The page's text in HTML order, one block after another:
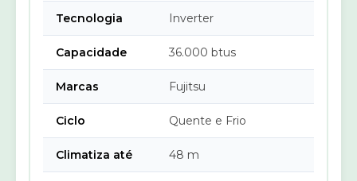
Tecnologia Inverter
Capacidade 36.000 btus
Marcas Fujitsu
Ciclo Quente e Frio
Climatiza até 48 m